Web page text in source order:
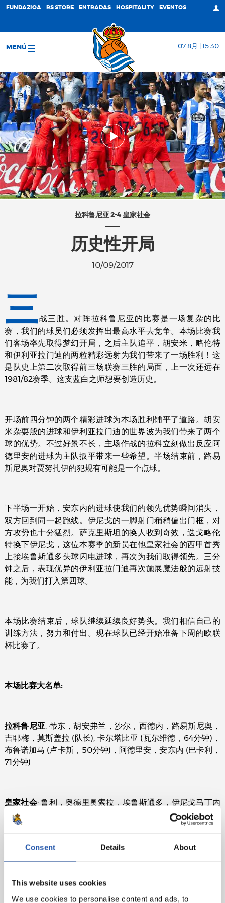
Consent Details About
This website uses cookies
We use cookies to personalise content and ads, to
FUNDAZIOA RS STORE ENTRADAS HOSPITALITY EVENTOS
MENÚ 07 8月 | 15:30
拉科鲁尼亚 2-4 皇家社会
历史性开局
10/09/2017
三战三胜。对阵拉科鲁尼亚的比赛是一场复杂的比
赛，我们的球员们必须发挥出最高水平去竞争。本场比赛我
们客场率先取得梦幻开局，之后主队追平，胡安米，略伦特
和伊利亚拉门迪的两粒精彩远射为我们带来了一场胜利！这
是队史上第二次取得前三场联赛三胜的局面，上一次还远在
1981/82赛季。这支蓝白之师想要创造历史。
开场前四分钟的两个精彩进球为本场胜利铺平了道路。胡安
米杂耍般的进球和伊利亚拉门迪的世界波为我们带来了两个
球的优势。不过好景不长，主场作战的拉科立刻做出反应阿
德里安的进球为主队扳平带来一些希望。半场结束前，路易
斯尼奥对贾努扎伊的犯规有可能是一个点球。
下半场一开始，安东内的进球使我们的领先优势瞬间消失，
双方回到同一起跑线。伊尼戈的一脚射门稍稍偏出门框，对
方攻势也十分猛烈。萨克里斯坦的换人收到奇效，迭戈略伦
特换下伊尼戈，这位本赛季的新员在他皇家社会的西甲首秀
上接埃鲁斯通多头球闪电进球，再次为我们取得领先。三分
钟之后，表现优异的伊利亚拉门迪再次施展魔法般的远射技
能，为我们打入第四球。
本场比赛结束后，球队继续延续良好势头。我们相信自己的
训练方法，努力和付出。现在球队已经开始准备下周的欧联
杯比赛了。
本场比赛大名单:
拉科鲁尼亚: 蒂东，胡安弗兰，沙尔，西德内，路易斯尼奥，
吉耶梅，莫斯盖拉 (队长), 卡尔塔比亚 (瓦尔维德，64分钟)，
布鲁诺加马 (卢卡斯，50分钟)，阿德里安，安东内 (巴卡利，
71分钟)
皇家社会: 鲁利，奥德里奥索拉，埃鲁斯通多，伊尼戈马丁内
斯 (略伦特，66分钟)，凯文罗德里格斯，伊利亚拉门迪，苏
鲁图萨，普列托 (队长)，贾努扎伊 (贝拉，74分钟)，胡安米
进球: 0-1: 胡安米，第3分钟 0-2: 伊利亚拉门迪，第4分钟